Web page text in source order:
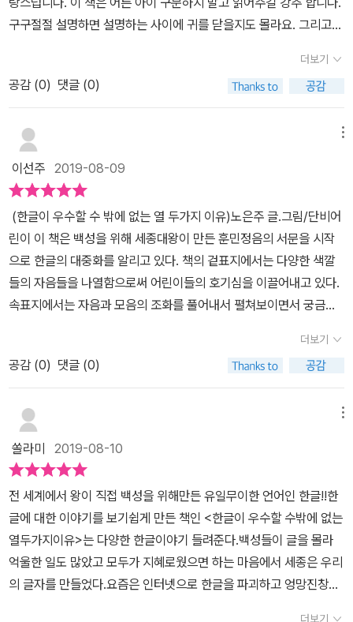
있는 반면 한글은 소리글자이고 말의 소리를 그대로 표현하고 있지
배우기 쉽다고 합니다. 이 또한 세 번째 이유이며, 백성을 위했던 세종
대왕의 마음이 담겨져 있습니다. 한글은 정말 재미있는 표현이 많습
니다. 시퍼렇다, 파랗다, 푸르딩딩, 푸르다, 새파랗다, 푸르스름하다
등 영어로는 블루밖에 표현되지 않는 색상지만 한글은 정말 많은 표
현을 할 수가 있어요. 24자로 1만 1000여개의 소리를 표현할 수 있
는 한글은 세계에서 가장 많은 발음을 표기할 수 있는 문자이기도 합
니다. 또한 감정과 느낌도 다양하게 표현할 수 있지요. 그리고 정말 과
학적인 글자이며 세상에서 가장 중요한 요소인 하늘과 땅과 사람을
한글의 모음 글꼴에 그 의미를 그대로 담아 철학적인 글자이기도 합
니다. 무엇보다 한글은 세계의 유명한 기관, 학자와 작가들이 우수하
다고 인정한 글자로 유네스코에서는 1989년 '세종대왕상'을 만들어
해마다 인류의 문맹률을 낮추는 데 노력한 단체나 개인에게 상을 주
다니 정말 놀랍기만 합니다. 우리나라의 위대한 유산이며 자랑스러
운 보물인 한글, 5000년이 넘는 역사 속에서 우리가 우리만의 문자
와 언어를 갖고 있다는 것은 정말 자랑스러운 일이 아닐까 싶어요. 이
열두 가지 이유만으로도 우리가 한글을 사랑하고 잘 사용해야겠다는
생각하니 자긍심이 샘솟네요. 부모와 아이가 함께 읽으면서 한글에
대한 우수성을 함께 알아가면 좋을 거 같아요. 꼭 읽어보길 권해봅니
다. (이미지출처: '한글이 우수할 수밖에 없는 열두 가지 이유' 본문에
서 발체)
악 등의 다양한 소리들을 글로 표기할 수 있는 문자라는 것을 다시 한
번 알아간다. 우리는 한 가지 색을 보며 다양하게 표현을 하고 쓸
수 있다. 블루(Blue)를 우리는 어떻게 표현할까. 시퍼렇네, 파랗다,푸
르딩딩한데, 푸르다, 새파랗다 등 다양하게 표현을 한다. 그 느낌도 다
않을까. 그냥 파란색이라 말하면 되는 것이 아니라 어떤 상황에 어떤
표현을 사용할지에 대한 고민을 할 거라 생각한다. '가장 단순한 글자
이면서 세계에서 가장 우수한 문자입니다. 세종대왕은 한국의 레오나
르도 다빈치입니다.' - 펄 벅(소설가, 노벨 문학상 수상 작가) 늘 사용
하고 있어 잠시 잊었던 우리 한글의 우수성에 대해 알아가는 소중한
시간이다. 열두 가지 이유뿐만 아니라 '더 알고 싶은 이야기'들을 통해
한글에 대해 깊이 있게 알 수 있다. 다른 나라의 문자들을 소개하고 세
계의 문자와 언어 지도를 보면 여러 언어를 한눈에 볼 수 있다. 한글의
구구절절 설명하면 설명하는 사이에 귀를 닫을지도 몰라요. 그리고
그럼 어떻게 설명할까요?간결하면서도 이해하기 싶게 누구나 공감할
수 있는 이야기로 한글의 우수성을 설명합니다.직접 책을 읽어보세
요. ‘ 한글이 우수 할 수 밖에 없는 열두가지 이유’라는 책입니다. 이
책은 아이들이 이해할 수 있게 상황에 대한 예시를 삽화같은 만화, 그
설명하고 예시를 그림과 덧붙여서 흥미와 집중할 수 있게 표현되어
있습니다.세계에서 문자를 만든 인물과 만든시기가 정확하게 기록되
어 있는 문자이며, 우리의 한글이 24자로 1만1000개의 소리를 만들
어 낼수 있다는 놀라운 사실을 알았어요.가장 뛰어난 성군으로 평가
받는 세종대왕께서는 글을 몰라 피해를 당하는 백성들을 안타까이 여
겨서 모두가 쓸수 있는 한글을 창제하셨습니다.그리고 한글은 과학적
이고 쳬계적이고 배우기 쉽다는 사실, 조선시대엔 똑똑하지 못한 사
람도 열흘이면 한글을 깨칠수 있다고 설명합니다. 물론 머리 좋은 사
람은 몇시간이면 깨우칠수 있다고 합니다. 다양한 감정과 과학적이고
작은 크기의 자막에도 입력이 가능한 미래 시스템에 딱 맞는 글자라
는 사실에 놀랐습니다.그리고 한류 열풍으로 한글을 배우려는 사람들
이 늘어나고 제2의 외국어 선택에도 한글이 선택되어 지고 있다고 합
니다.또한, 이렇게 훌륭한 한글을 잘 사용할수 있게 만들어 놓은 <훈
민정음 해례본>은 우리나라 국보 제70호이고, 1997년에 10월에 유
네스코세계기록유산으로 등재되어 있어요.우리의 한글이 이렇게 인
정받기까지 많은 어려움이 있었습니다. 조선시대 양반들은 한글을 천
대했어요. 그리고 일제시대때는 민족문화말살정책으로 우리의 말과
더보기
공감 (0) 댓글 (0)
이선주 2019-08-09
(한글이 우수할 수 밖에 없는 열 두가지 이유)노은주 글.그림/단비어
린이 이 책은 백성을 위해 세종대왕이 만든 훈민정음의 서문을 시작
으로 한글의 대중화를 알리고 있다. 책의 겉표지에서는 다양한 색깔
들의 자음들을 나열함으로써 어린이들의 호기심을 이끌어내고 있다.
속표지에서는 자음과 모음의 조화를 풀어내서 펼쳐보이면서 궁금하
접 만든 글자는 한글밖에 없다. 한글은 전 세계에서 유일하게 창제자,
창제 동기, 창제 원리가 기록으로 남아 있는 유일한 문자이다. 한글은
글자의 모양이 단순하고 구성원리가 간단하기 때문에 배우기가 쉽다.
세계에서 가장 많은 발음을 표기할 수 있는 문자이며,감정과 느낌을
다양하게 표현할 수도 있다. 한글은 발음기관의 모양을 본떠 만들었
기에 체계성이 뚜렷하고 과학적인 글자이고, 음양오행의 원리를 바탕
으로 창제되어 철학이 담겨있다. 창의적이고 재미있는 글자이고,세계
적으로 인정받은 문자이다. 훈민정음 해례본은 우리나라 국보 제70
호이고, 1997년 10월에 유네스코 세계기록 유산으로 등재된 자랑스
러운 보물이다. 나라를 사랑하는 마음들이 지켜낸 글자!! 우리의 자랑
스러운 한글~~ 작가의 말처럼 우리는 한글을 너무 당연하게 사용하
고 감사함을 잊고 산다. 누구나 쉽게 쓰고 배울 수 있는 한글을 만들어
주신 세종대왕님도 너무 존경스럽고, 일제시대에서도 그런 한글을 지
더보기
공감 (0) 댓글 (0)
쏠라미 2019-08-10
전 세계에서 왕이 직접 백성을 위해만든 유일무이한 언어인 한글!!한
글에 대한 이야기를 보기쉽게 만든 책인 <한글이 우수할 수밖에 없는
열두가지이유>는 다양한 한글이야기 들려준다.백성들이 글을 몰라
억울한 일도 많았고 모두가 지혜로웠으면 하는 마음에서 세종은 우리
의 글자를 만들었다.요즘은 인터넷으로 한글을 파괴하고 엉망진창으
더보기